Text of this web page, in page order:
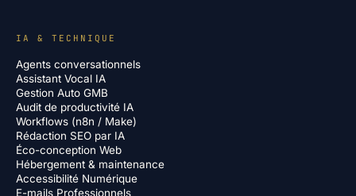
IA & TECHNIQUE
Agents conversationnels
Assistant Vocal IA
Gestion Auto GMB
Audit de productivité IA
Workflows (n8n / Make)
Rédaction SEO par IA
Éco-conception Web
Hébergement & maintenance
Accessibilité Numérique
E-mails Professionnels